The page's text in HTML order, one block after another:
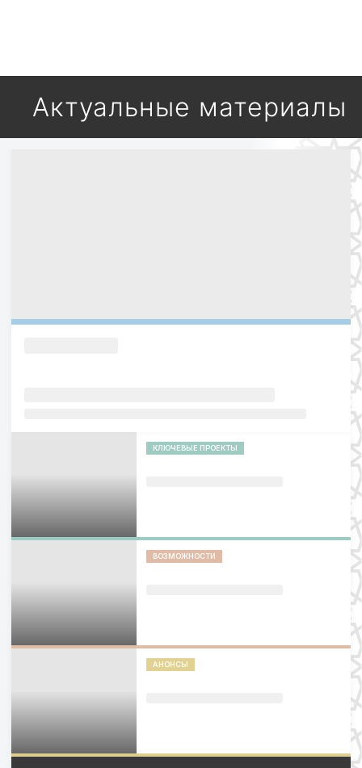
Актуальные материалы
КЛЮЧЕВЫЕ ПРОЕКТЫ
ВОЗМОЖНОСТИ
АНОНСЫ